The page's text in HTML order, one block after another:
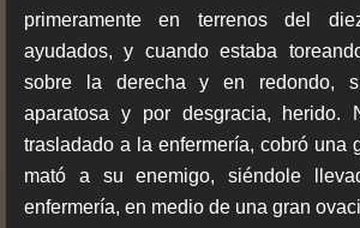
primeramente en terrenos del
ayudados, y cuando estaba
sobre la derecha y en redondo,
aparatosa y por desgracia, herido.
trasladado a la enfermería, cobró una
mató a su enemigo, siéndole
enfermería, en medio de una gran